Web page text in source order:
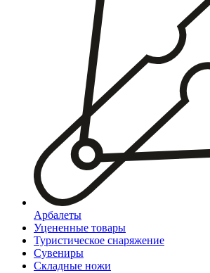
Арбалеты
Уцененные товары
Туристическое снаряжение
Сувениры
Складные ножи